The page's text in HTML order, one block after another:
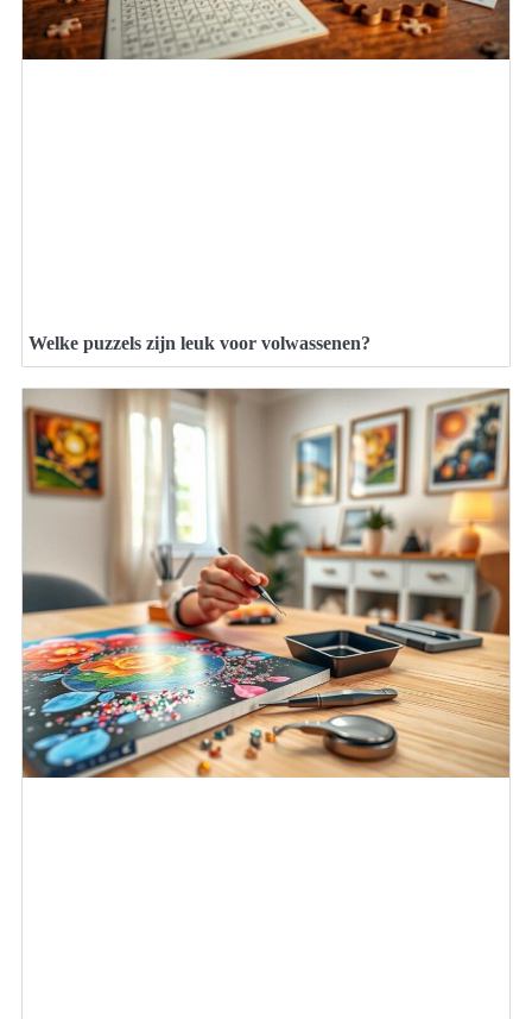
Welke puzzels zijn leuk voor volwassenen?